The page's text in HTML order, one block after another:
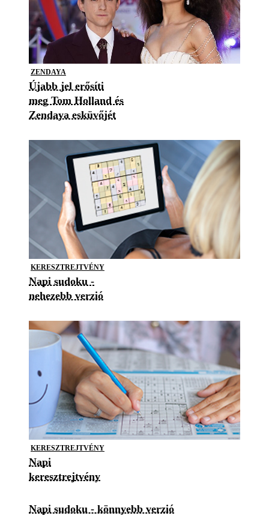
ZENDAYA
Újabb jel erősíti
meg Tom Holland és
Zendaya esküvőjét
KERESZTREJTVÉNY
Napi sudoku -
nehezebb verzió
KERESZTREJTVÉNY
Napi
keresztrejtvény
Napi sudoku - könnyebb verzió